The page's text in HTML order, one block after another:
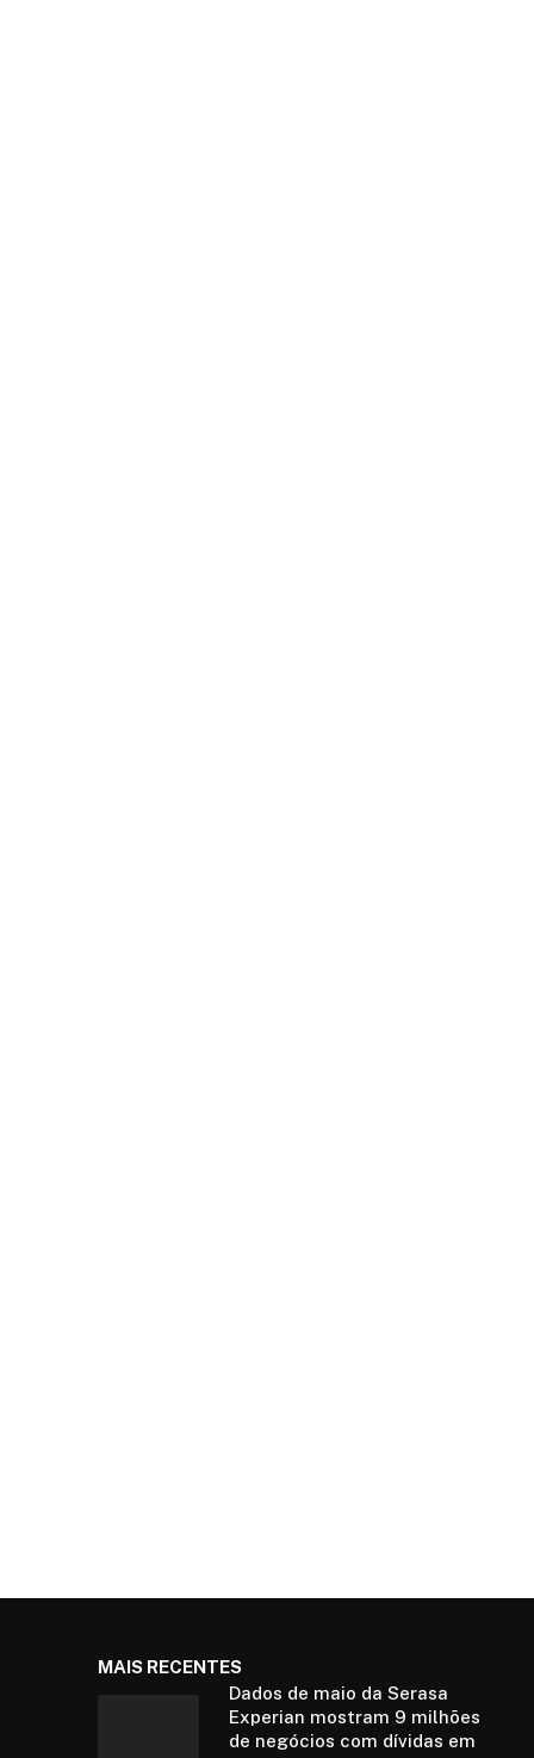
MAIS RECENTES
Dados de maio da Serasa
Experian mostram 9 milhões
de negócios com dívidas em